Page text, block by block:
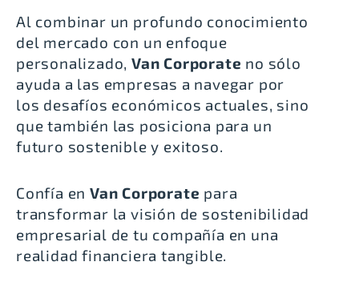
Al combinar un profundo conocimiento
del mercado con un enfoque
personalizado,Van Corporate no sólo
ayuda a las empresas a navegar por
los desafíos económicos actuales, sino
que también las posiciona para un
futuro sostenible y exitoso.
Confía en Van Corporate para
transformar la visión de sostenibilidad
empresarial de tu compañía en una
realidad financiera tangible.